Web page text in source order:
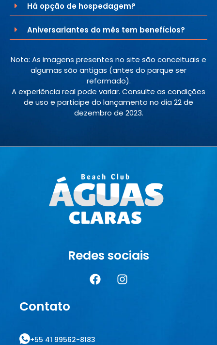
Há opção de hospedagem?
Aniversariantes do mês tem benefícios?
Nota: As imagens presentes no site são conceituais e
algumas são antigas (antes do parque ser
reformado).
A experiência real pode variar. Consulte as condições
de uso e participe do lançamento no dia 22 de
dezembro de 2023.
Redes sociais
Contato
+55 41 99562-8183